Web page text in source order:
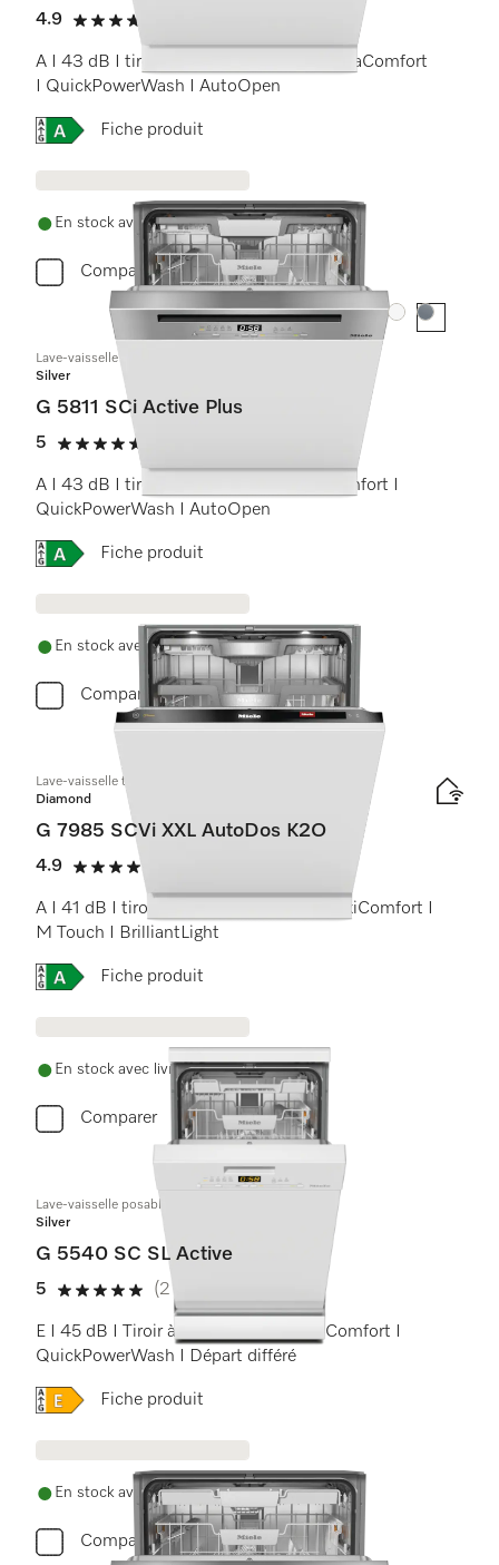
4.9
4.9 étoiles sur 5
A I 43 dB I tiroir à couverts I paniers ExtraComfort
I QuickPowerWash I AutoOpen
Online Label Flag, Étiquette énergétique
Fiche produit
En stock avec livraison gratuite
Comparer
Couleur:Couleur:
Lave-vaisselle intégré
Silver
G 5811 SCi Active Plus
5
5 étoiles sur 5
A I 43 dB I tiroir à couverts I paniers Comfort I
QuickPowerWash I AutoOpen
Online Label Flag, Étiquette énergétique
Fiche produit
En stock avec livraison gratuite
Comparer
Lave-vaisselle totalement intégrable XXL
Diamond
G 7985 SCVi XXL AutoDos K2O
4.9
4.9 étoiles sur 5
A I 41 dB I tiroir à couverts I paniers MaxiComfort I
M Touch I BrilliantLight
Online Label Flag, Étiquette énergétique
Fiche produit
En stock avec livraison gratuite
Comparer
Lave-vaisselle posable 45 cm
Silver
G 5540 SC SL Active
5
5 étoiles sur 5
(2 critiques)
E I 45 dB I Tiroir à couverts I Paniers Comfort I
QuickPowerWash I Départ différé
Online Label Flag, Étiquette énergétique
Fiche produit
En stock avec livraison gratuite
Comparer